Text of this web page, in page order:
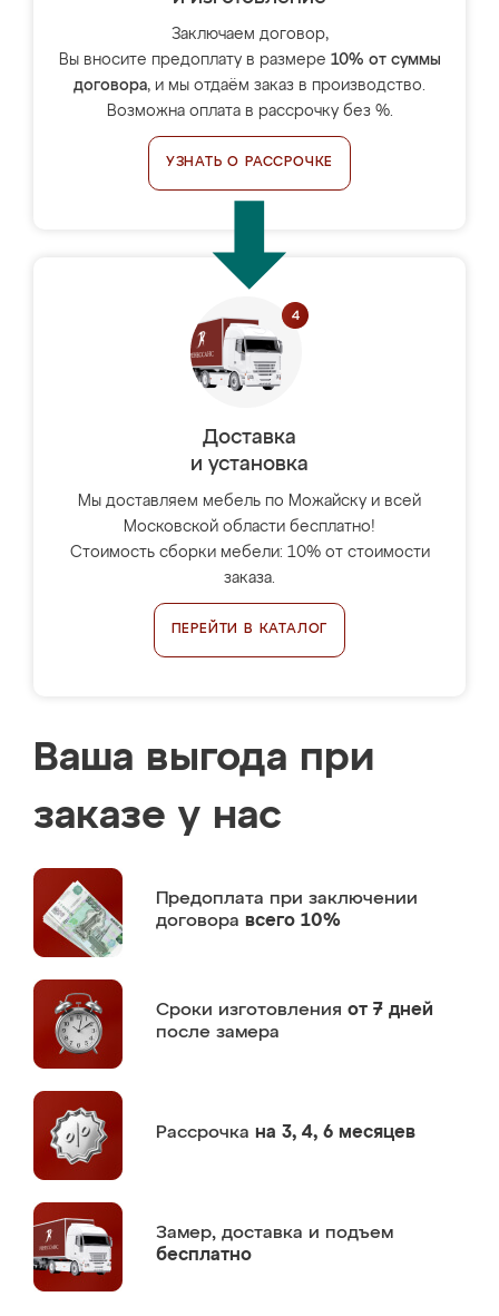
Заключаем договор,
Вы вносите предоплату в размере 10% от суммы
договора, и мы отдаём заказ в производство.
Возможна оплата в рассрочку без %.
УЗНАТЬ О РАССРОЧКЕ
Доставка
и установка
Мы доставляем мебель по Можайску и всей
Московской области бесплатно!
Стоимость сборки мебели: 10% от стоимости
заказа.
ПЕРЕЙТИ В КАТАЛОГ
Ваша выгода при
заказе у нас
Предоплата при заключении
договора всего 10%
Сроки изготовления от 7 дней
после замера
Рассрочка на 3, 4, 6 месяцев
Замер, доставка и подъем
бесплатно